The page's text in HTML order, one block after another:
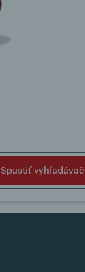
Spustiť